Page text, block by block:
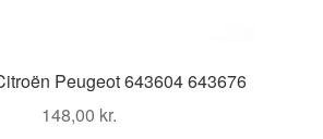
Peugeot 643604 643676
148,00 kr.